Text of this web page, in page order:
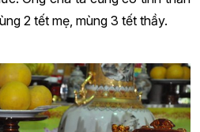
2 tết mẹ, mùng 3 tết thầy.